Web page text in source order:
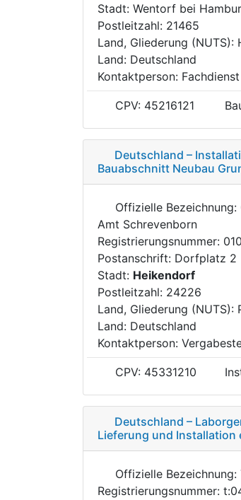
Stadt: Wentorf bei
Postleitzahl: 21465
Land, Gliederung
Land: Deutschland
Kontaktperson:
CPV: 45216121
Deutschland –
Bauabschnitt Neubau
Offizielle
Amt Schrevenborn
Registrierungsnummer:
Postanschrift: Dorfplatz 2
Stadt: Heikendorf
Postleitzahl: 24226
Land, Gliederung (NUTS):
Land: Deutschland
Kontaktperson:
CPV: 45331210
Deutschland –
Lieferung und Installation
Offizielle
Registrierungsnummer: